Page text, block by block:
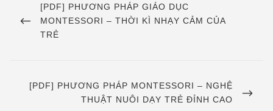
hướng
bài
PREVIOUS
POST
[PDF] PHƯƠNG PHÁP GIÁO DỤC
MONTESSORI – THỜI KÌ NHẠY CẢM CỦA
TRẺ
NEXT
[PDF] PHƯƠNG PHÁP MONTESSORI – NGHỆ
THUẬT NUÔI DẠY TRẺ ĐỈNH CAO